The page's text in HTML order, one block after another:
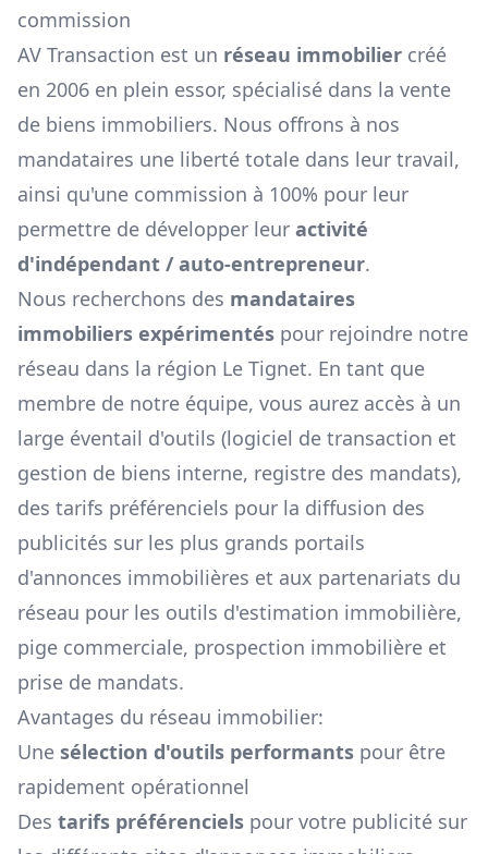
commission
AV Transaction est un réseau immobilier créé
en 2006 en plein essor, spécialisé dans la vente
de biens immobiliers. Nous offrons à nos
mandataires une liberté totale dans leur travail,
ainsi qu'une commission à 100% pour leur
permettre de développer leur activité
d'indépendant / auto-entrepreneur.
Nous recherchons des mandataires
immobiliers expérimentés pour rejoindre notre
réseau dans la région Le Tignet. En tant que
membre de notre équipe, vous aurez accès à un
large éventail d'outils (logiciel de transaction et
gestion de biens interne, registre des mandats),
des tarifs préférenciels pour la diffusion des
publicités sur les plus grands portails
d'annonces immobilières et aux partenariats du
réseau pour les outils d'estimation immobilière,
pige commerciale, prospection immobilière et
prise de mandats.
Avantages du réseau immobilier:
Une sélection d'outils performants pour être
rapidement opérationnel
Des tarifs préférenciels pour votre publicité sur